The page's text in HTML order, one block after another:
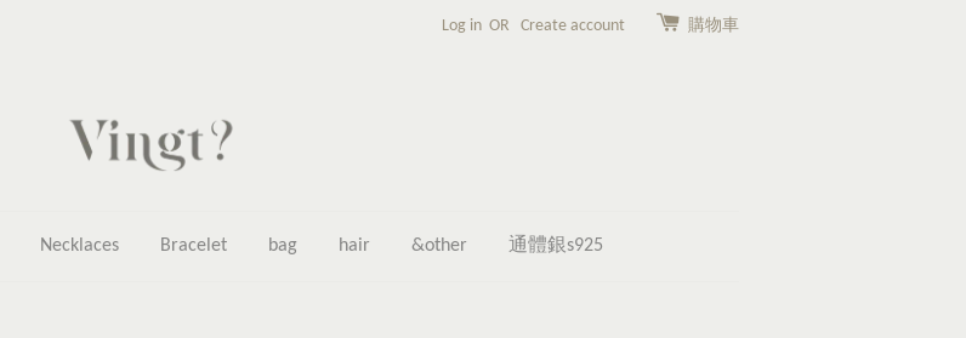
Log in OR Create account 購物車
Necklaces Bracelet bag hair &other 通體銀s925